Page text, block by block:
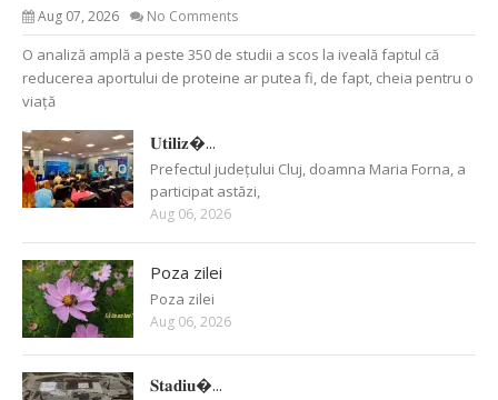
Aug 07, 2026 No Comments
O analiză amplă a peste 350 de studii a scos la iveală faptul că
reducerea aportului de proteine ar putea fi, de fapt, cheia pentru o
viață
𝐔𝐭𝐢𝐥𝐢𝐳�...
Prefectul județului Cluj, doamna Maria Forna, a
participat astăzi,
Aug 06, 2026
Poza zilei
Poza zilei
Aug 06, 2026
𝐒𝐭𝐚𝐝𝐢𝐮�...